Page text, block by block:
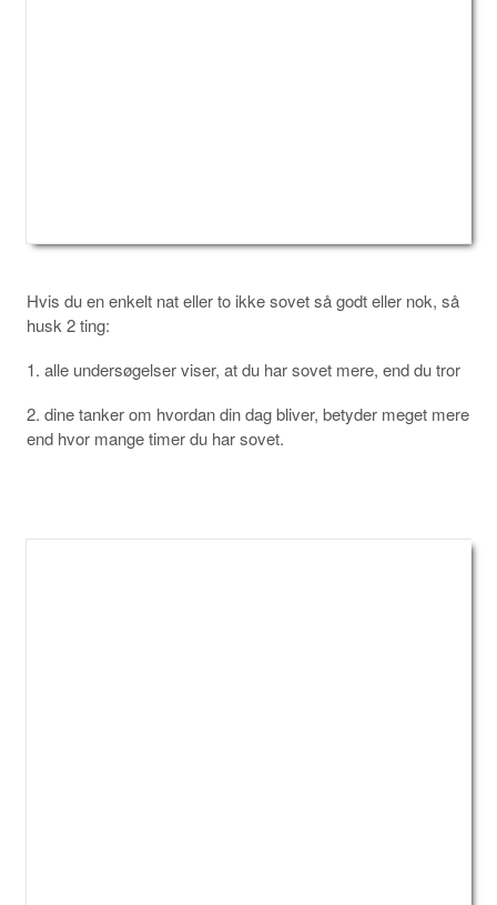
Hvis du en enkelt nat eller to ikke sovet så godt eller nok, så
husk 2 ting:
1. alle undersøgelser viser, at du har sovet mere, end du tror
2. dine tanker om hvordan din dag bliver, betyder meget mere
end hvor mange timer du har sovet.